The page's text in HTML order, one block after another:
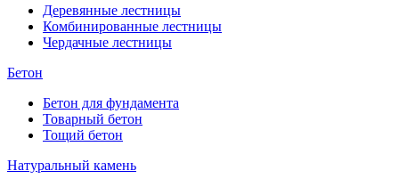
Деревянные лестницы
Комбинированные лестницы
Чердачные лестницы
Бетон
Бетон для фундамента
Товарный бетон
Тощий бетон
Натуральный камень